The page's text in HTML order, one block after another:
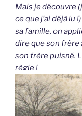
Mais je découvre
ce que j’ai déjà lu
sa famille, on
dire que son frère
son frère puisné.
règle !